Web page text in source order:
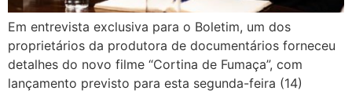
Em entrevista exclusiva para o Boletim, um dos
proprietários da produtora de documentários forneceu
detalhes do novo filme “Cortina de Fumaça”, com
lançamento previsto para esta segunda-feira (14)